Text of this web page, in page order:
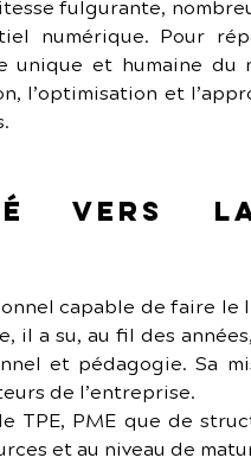
fulgurante,
numérique. Pour
unique et humaine
l’optimisation et
vers
capable de faire le
il a su, au fil des
et pédagogie. Sa
de l’entreprise.
PME que de
et au niveau de